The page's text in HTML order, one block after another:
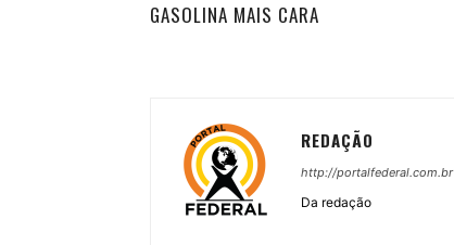
GASOLINA MAIS CARA
REDAÇÃO
http://portalfederal.com.br
Da redação